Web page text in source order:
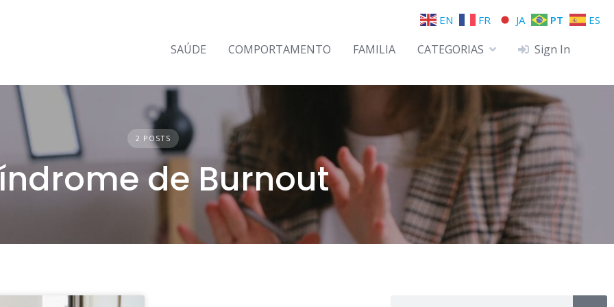
SAÚDE COMPORTAMENTO FAMILIA CATEGORIAS Sign In
2 POSTS
de Burnout
EN FR JA PT ES